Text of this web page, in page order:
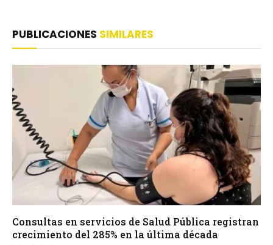
PUBLICACIONES SIMILARES
Consultas en servicios de Salud Pública registran
crecimiento del 285% en la última década